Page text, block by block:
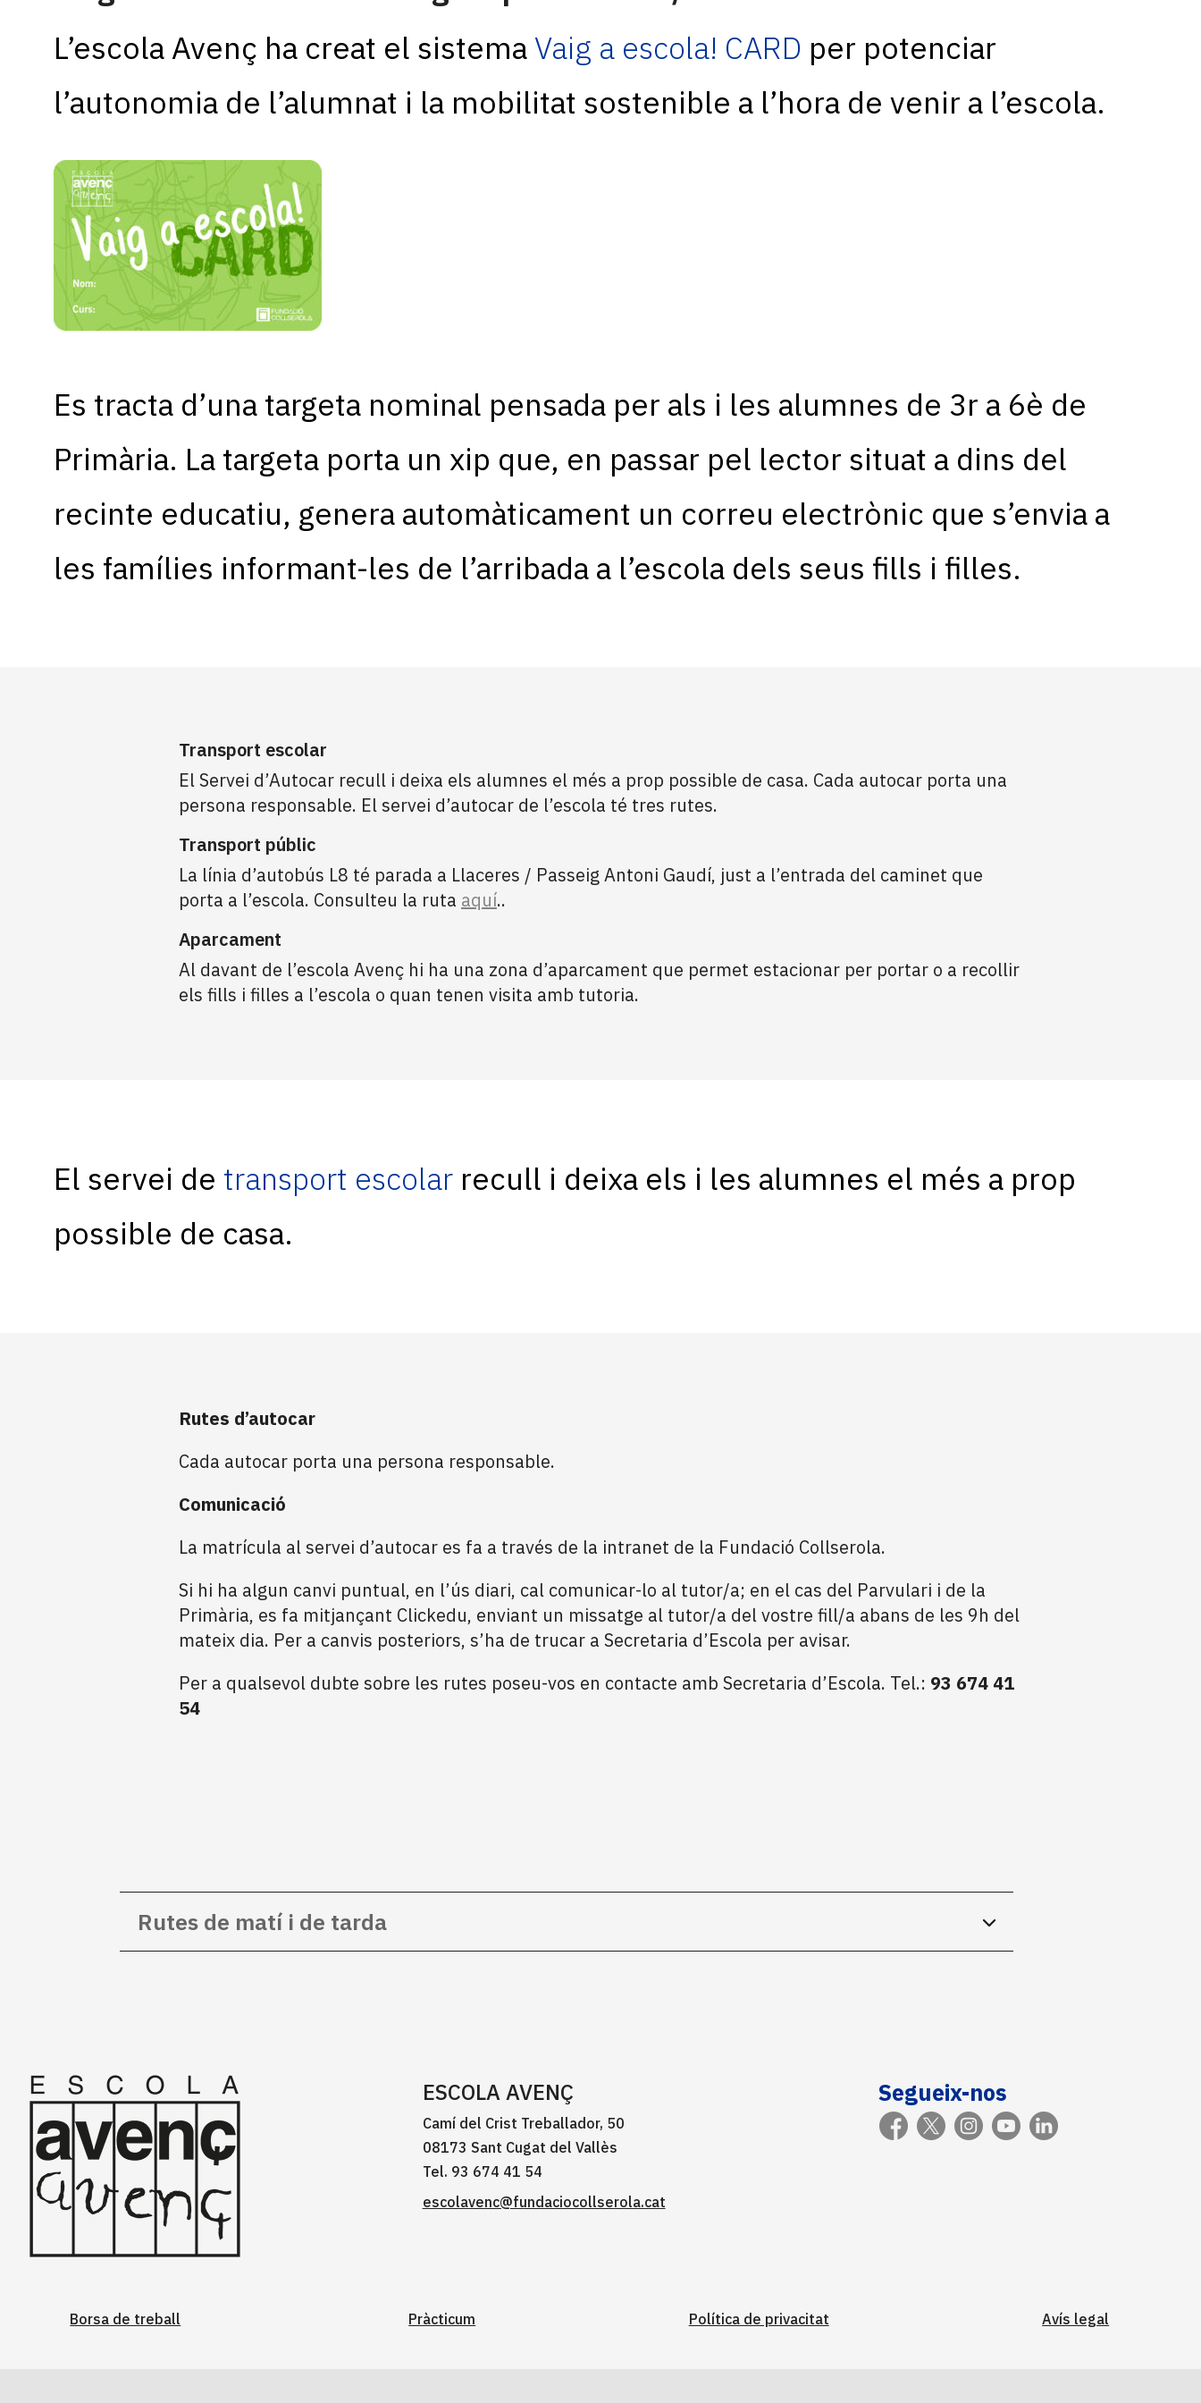
L’escola Avenç ha creat el sistema Vaig a escola! CARD per potenciar
l’autonomia de l’alumnat i la mobilitat sostenible a l’hora de venir a l’escola.
Es tracta d’una targeta nominal pensada per als i les alumnes de 3r a 6è de
Primària. La targeta porta un xip que, en passar pel lector situat a dins del
recinte educatiu, genera automàticament un correu electrònic que s’envia a
les famílies informant-les de l’arribada a l’escola dels seus fills i filles.
Transport escolar
El Servei d’Autocar recull i deixa els alumnes el més a prop possible de casa. Cada autocar porta una
persona responsable. El servei d’autocar de l’escola té tres rutes.
Transport públic
La línia d’autobús L8 té parada a Llaceres / Passeig Antoni Gaudí, just a l’entrada del caminet que
porta a l’escola. Consulteu la ruta aquí..
Aparcament
Al davant de l’escola Avenç hi ha una zona d’aparcament que permet estacionar per portar o a recollir
els fills i filles a l’escola o quan tenen visita amb tutoria.
El servei de transport escolar recull i deixa els i les alumnes el més a prop
possible de casa.
Rutes d’autocar
Cada autocar porta una persona responsable.
Comunicació
La matrícula al servei d’autocar es fa a través de la intranet de la Fundació Collserola.
Si hi ha algun canvi puntual, en l’ús diari, cal comunicar-lo al tutor/a; en el cas del Parvulari i de la
Primària, es fa mitjançant Clickedu, enviant un missatge al tutor/a del vostre fill/a abans de les 9h del
mateix dia. Per a canvis posteriors, s’ha de trucar a Secretaria d’Escola per avisar.
Per a qualsevol dubte sobre les rutes poseu-vos en contacte amb Secretaria d’Escola. Tel.: 93 674 41
54
Rutes de matí i de tarda
ESCOLA AVENÇ
Camí del Crist Treballador, 50
08173 Sant Cugat del Vallès
Tel. 93 674 41 54
escolavenc@fundaciocollserola.cat
Segueix-nos
Borsa de treball Pràcticum Política de privacitat Avís legal